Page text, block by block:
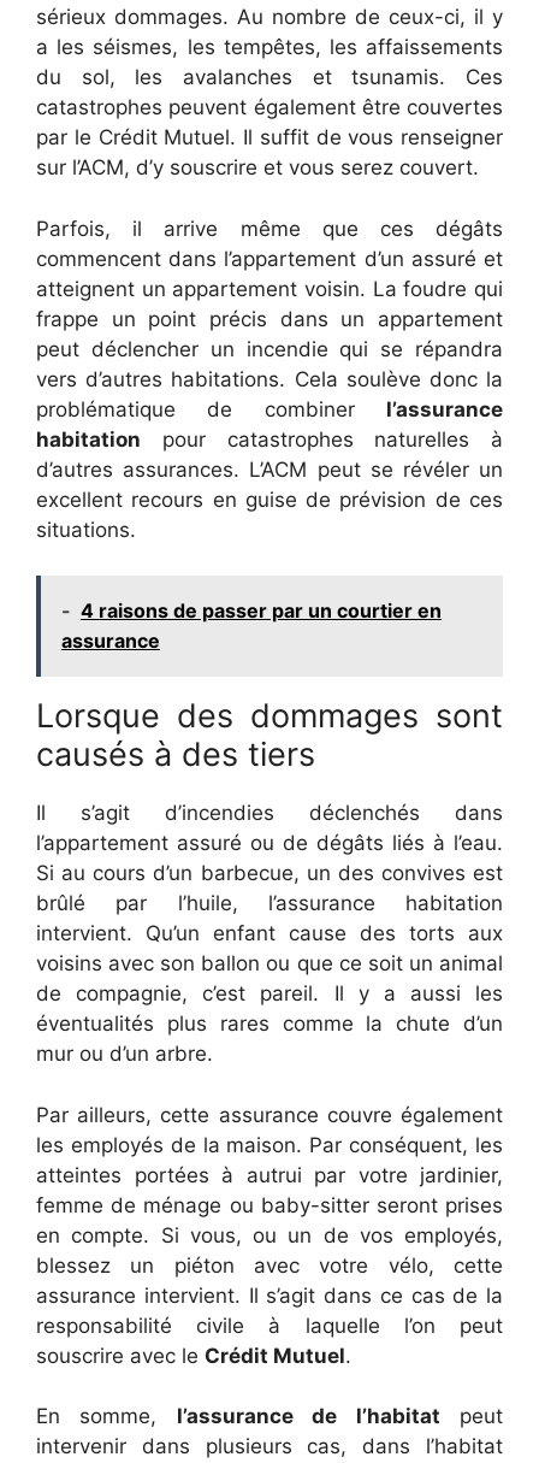
sérieux dommages. Au nombre de ceux-ci, il y
a les séismes, les tempêtes, les affaissements
du sol, les avalanches et tsunamis. Ces
catastrophes peuvent également être couvertes
par le Crédit Mutuel. Il suffit de vous renseigner
sur l’ACM, d’y souscrire et vous serez couvert.
Parfois, il arrive même que ces dégâts
commencent dans l’appartement d’un assuré et
atteignent un appartement voisin. La foudre qui
frappe un point précis dans un appartement
peut déclencher un incendie qui se répandra
vers d’autres habitations. Cela soulève donc la
problématique de combiner l’assurance
habitation pour catastrophes naturelles à
d’autres assurances. L’ACM peut se révéler un
excellent recours en guise de prévision de ces
situations.
- 4 raisons de passer par un courtier en
assurance
Lorsque des dommages sont
causés à des tiers
Il s’agit d’incendies déclenchés dans
l’appartement assuré ou de dégâts liés à l’eau.
Si au cours d’un barbecue, un des convives est
brûlé par l’huile, l’assurance habitation
intervient. Qu’un enfant cause des torts aux
voisins avec son ballon ou que ce soit un animal
de compagnie, c’est pareil. Il y a aussi les
éventualités plus rares comme la chute d’un
mur ou d’un arbre.
Par ailleurs, cette assurance couvre également
les employés de la maison. Par conséquent, les
atteintes portées à autrui par votre jardinier,
femme de ménage ou baby-sitter seront prises
en compte. Si vous, ou un de vos employés,
blessez un piéton avec votre vélo, cette
assurance intervient. Il s’agit dans ce cas de la
responsabilité civile à laquelle l’on peut
souscrire avec le Crédit Mutuel.
En somme, l’assurance de l’habitat peut
intervenir dans plusieurs cas, dans l’habitat